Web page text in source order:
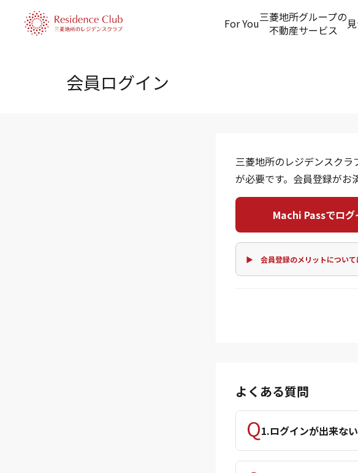
For You三菱地所グループの
不動産サービス
会員ログイン
三菱地所のレジデンスク
が必要です。会員登録がお
Machi Passでログ
▶ 会員登録のメリットについて
よくある質問
1.ログインが出来な